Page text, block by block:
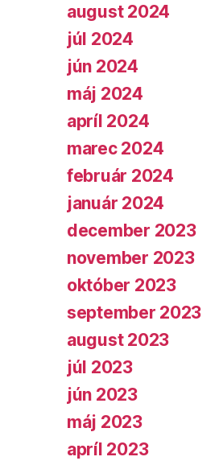
august 2024
júl 2024
jún 2024
máj 2024
apríl 2024
marec 2024
február 2024
január 2024
december 2023
november 2023
október 2023
september 2023
august 2023
júl 2023
jún 2023
máj 2023
apríl 2023